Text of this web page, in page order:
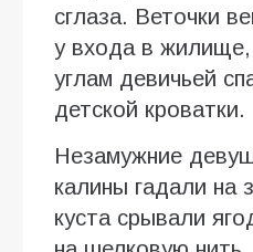
сглаза. Веточки
у входа в
углам девичьей
детской кроватки.
Незамужние
калины гадали на
куста срывали